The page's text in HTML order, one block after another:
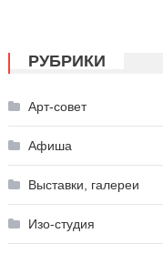
РУБРИКИ
Арт-совет
Афиша
Выставки, галереи
Изо-студия